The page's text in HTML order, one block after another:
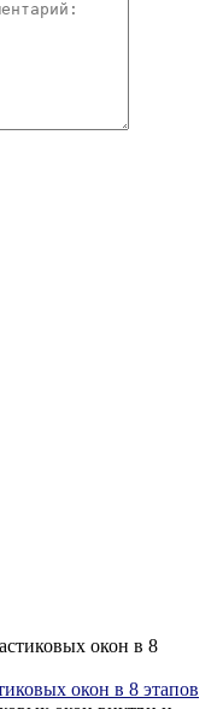
окон в 8 этапов